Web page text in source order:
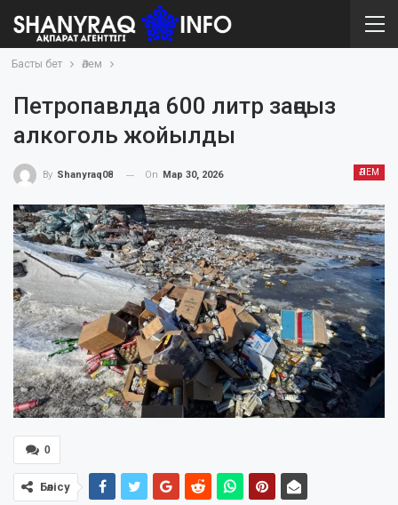
Басты бет Әлем
Петропавлда 600 литр заңсыз
алкоголь жойылды
ӘЛЕМ
By Shanyraq08 On Мар 30, 2026
0
Бөлісу